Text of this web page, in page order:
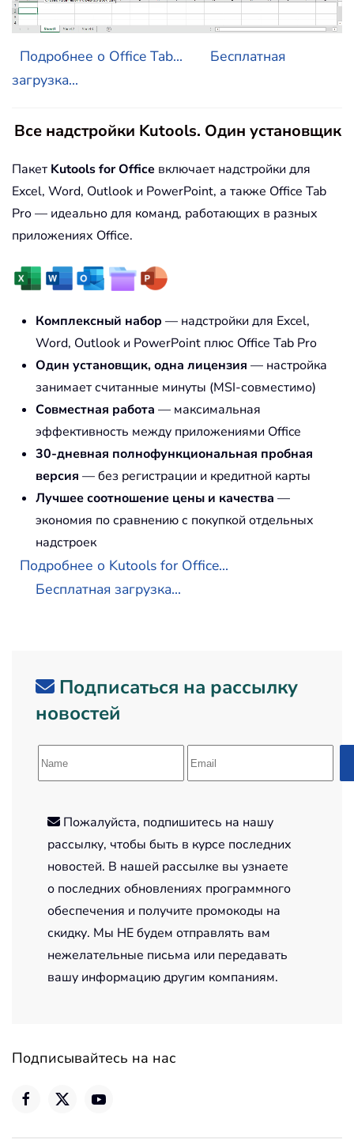
Подробнее о Office Tab...
Бесплатная
загрузка...
Все надстройки Kutools. Один установщик
Пакет Kutools for Office включает надстройки для
Excel, Word, Outlook и PowerPoint, а также Office Tab
Pro — идеально для команд, работающих в разных
приложениях Office.
Комплексный набор — надстройки для Excel,
Word, Outlook и PowerPoint плюс Office Tab Pro
Один установщик, одна лицензия — настройка
занимает считанные минуты (MSI-совместимо)
Совместная работа — максимальная
эффективность между приложениями Office
30-дневная полнофункциональная пробная
версия — без регистрации и кредитной карты
Лучшее соотношение цены и качества —
экономия по сравнению с покупкой отдельных
надстроек
Подробнее о Kutools for Office...
Бесплатная загрузка...
Подписаться на рассылку
новостей
Пожалуйста, подпишитесь на нашу
рассылку, чтобы быть в курсе последних
новостей. В нашей рассылке вы узнаете
о последних обновлениях программного
обеспечения и получите промокоды на
скидку. Мы НЕ будем отправлять вам
нежелательные письма или передавать
вашу информацию другим компаниям.
Подписывайтесь на нас